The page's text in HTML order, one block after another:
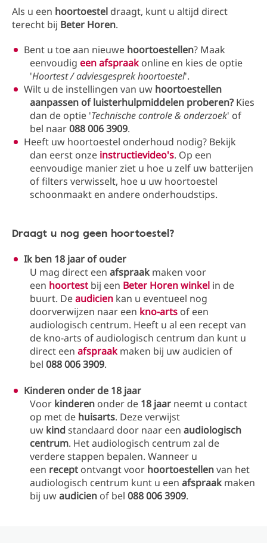
Als u een hoortoestel draagt, kunt u altijd direct
terecht bij Beter Horen.
Bent u toe aan nieuwe hoortoestellen? Maak
eenvoudig een afspraakonline en kies de optie
'Hoortest / adviesgesprek hoortoestel'.
Wilt u de instellingen van uw hoortoestellen
aanpassen of luisterhulpmiddelen proberen? Kies
dan de optie 'Technische controle & onderzoek' of
bel naar088 006 3909.
Heeft uw hoortoestel onderhoud nodig? Bekijk
dan eerst onze instructievideo's. Op een
eenvoudige manier ziet u hoe u zelf uw batterijen
of filters verwisselt, hoe u uw hoortoestel
schoonmaakt en andere onderhoudstips.
Draagt u nog geen hoortoestel?
Ik ben 18 jaar of ouder
U mag direct een afspraak maken voor
een hoortest bij een Beter Horen winkel in de
buurt. Deaudicien kan u eventueel nog
doorverwijzen naar een kno-arts of een
audiologisch centrum. Heeft u al een recept van
de kno-arts of audiologisch centrum dan kunt u
direct een afspraakmaken bij uw audicien of
bel 088 006 3909.
Kinderen onder de 18 jaar
Voor kinderen onder de 18 jaar neemt u contact
op met de huisarts. Deze verwijst
uw kindstandaard door naar een audiologisch
centrum. Het audiologisch centrum zal de
verdere stappen bepalen. Wanneer u
een recept ontvangt voor hoortoestellenvan het
audiologisch centrum kunt u een afspraak maken
bij uwaudicien of bel 088 006 3909.